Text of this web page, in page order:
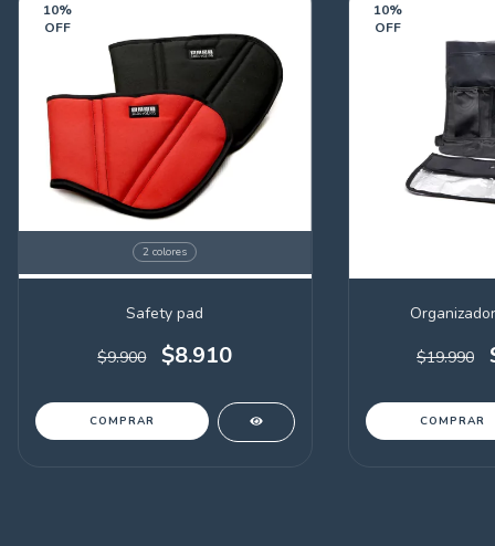
10%
OFF
2 colores
Safety pad
$9.900 $8.910
COMPRAR
10%
OFF
$19.990
COMPRAR